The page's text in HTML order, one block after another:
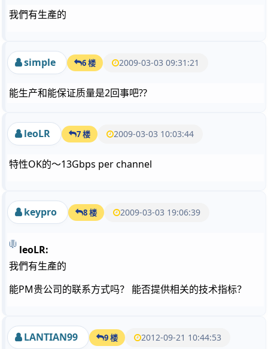
我們有生產的
simple 6 楼 2009-03-03 09:31:21
能生产和能保证质量是2回事吧??
leoLR 7 楼 2009-03-03 10:03:44
特性OK的～13Gbps per channel
keypro 8 楼 2009-03-03 19:06:39
leoLR:
我們有生產的
能PM贵公司的联系方式吗？ 能否提供相关的技术指标？
LANTIAN99 9 楼 2012-09-21 10:44:53